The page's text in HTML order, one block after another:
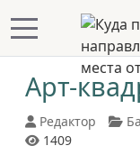
Mobile Menu
Арт-
Редактор
1409